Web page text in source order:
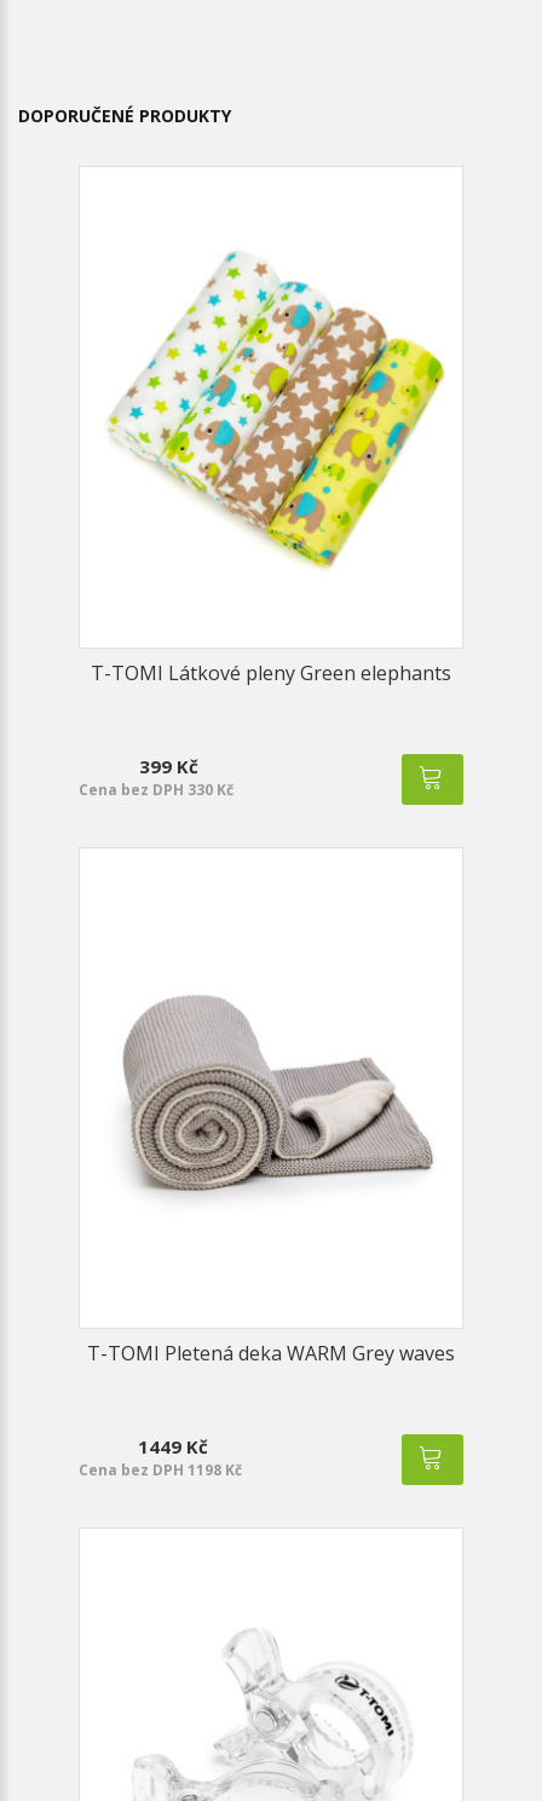
DOPORUČENÉ PRODUKTY
T-TOMI Látkové pleny Green elephants
399 Kč
Cena bez DPH 330 Kč
T-TOMI Pletená deka WARM Grey waves
1449 Kč
Cena bez DPH 1198 Kč